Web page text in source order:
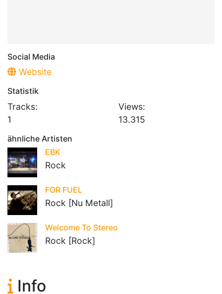
Social Media
Website
Statistik
Tracks:
1
Views:
13.315
ähnliche Artisten
EBK
Rock
FOR FUEL
Rock [Nu Metall]
Welcome To Stereo
Rock [Rock]
Info